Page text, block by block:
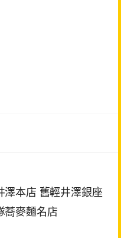
澤本店 舊輕井澤銀座
蕎麥麵名店